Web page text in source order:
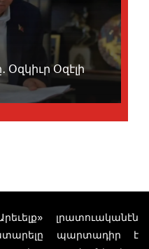
Օզկիւր Օզէլի
լրատուականէն
պարտադիր է